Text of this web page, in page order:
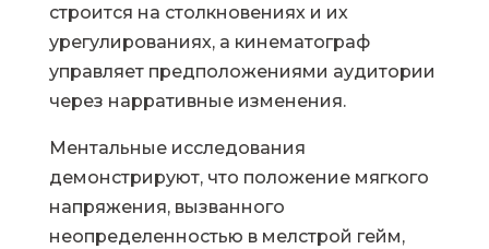
строится на столкновениях и их
урегулированиях, а кинематограф
управляет предположениями аудитории
через нарративные изменения.
Ментальные исследования
демонстрируют, что положение мягкого
напряжения, вызванного
неопределенностью в мелстрой гейм,